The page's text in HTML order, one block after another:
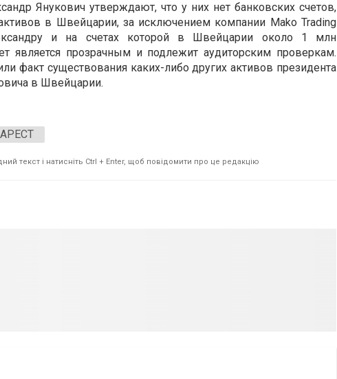
Янукович утверждают, что у них нет банковских счетов,
в Швейцарии, за исключением компании Mako Trading
и на счетах которой в Швейцарии около 1 млн
является прозрачным и подлежит аудиторским проверкам.
факт существования каких-либо других активов президента
в Швейцарии.
АРЕСТ
текст і натисніть Ctrl + Enter, щоб повідомити про це редакцію